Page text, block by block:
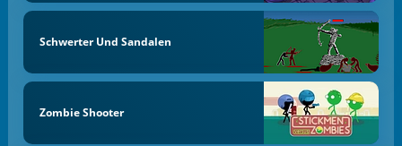
Schwerter Und Sandalen
Zombie Shooter